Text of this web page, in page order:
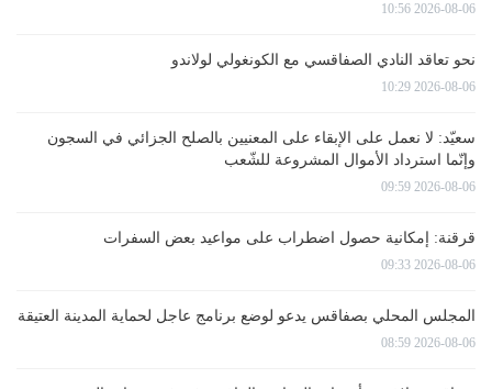
2026-08-06 10:56
نحو تعاقد النادي الصفاقسي مع الكونغولي لولاندو
2026-08-06 10:29
سعيّد: لا نعمل على الإبقاء على المعنيين بالصلح الجزائي في السجون
وإنّما استرداد الأموال المشروعة للشّعب
2026-08-06 09:59
قرقنة: إمكانية حصول اضطراب على مواعيد بعض السفرات
2026-08-06 09:33
المجلس المحلي بصفاقس يدعو لوضع برنامج عاجل لحماية المدينة العتيقة
2026-08-06 08:59